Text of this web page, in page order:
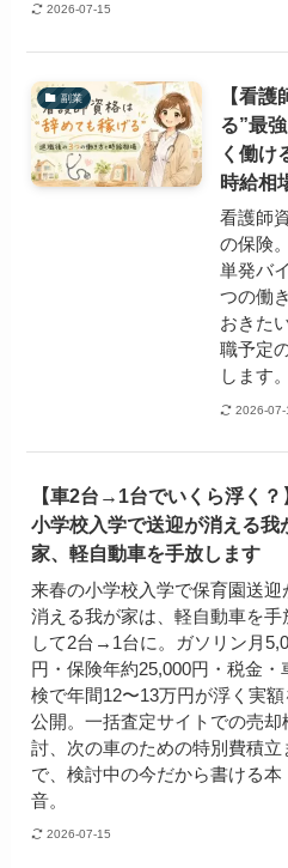
2026-07-15
副業
【看
る”最
く働け
時給相
看護師
の保険
単発バ
つの働
おきた
職予定
します。
2026-07-
【車2台→1台でいくら浮く？
小学校入学で送迎が消える我
家、軽自動車を手放します
来春の小学校入学で保育園送迎
消える我が家は、軽自動車を手
して2台→1台に。ガソリン月
円・保険年約25,000円・税金・
検で年間12〜13万円が浮く実額
公開。一括査定サイトでの売却
討、次の車のための特別費積立
で、検討中の今だから書ける本
音。
2026-07-15